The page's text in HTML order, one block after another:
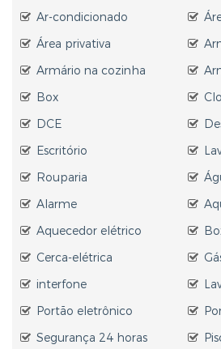
Ar-condicionado
Área privativa
Armário na cozinha
Box
DCE
Escritório
Rouparia
Alarme
Aquecedor elétrico
Cerca-elétrica
interfone
Portão eletrônico
Segurança 24 horas